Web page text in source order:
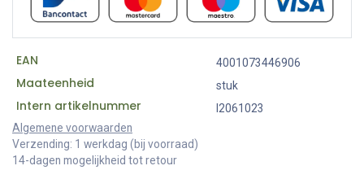
EAN 4001073446906
Maateenheid stuk
Intern artikelnummer
I2061023
Algemene voorwaarden
Verzending: 1 werkdag (bij voorraad)
14-dagen mogelijkheid tot retour